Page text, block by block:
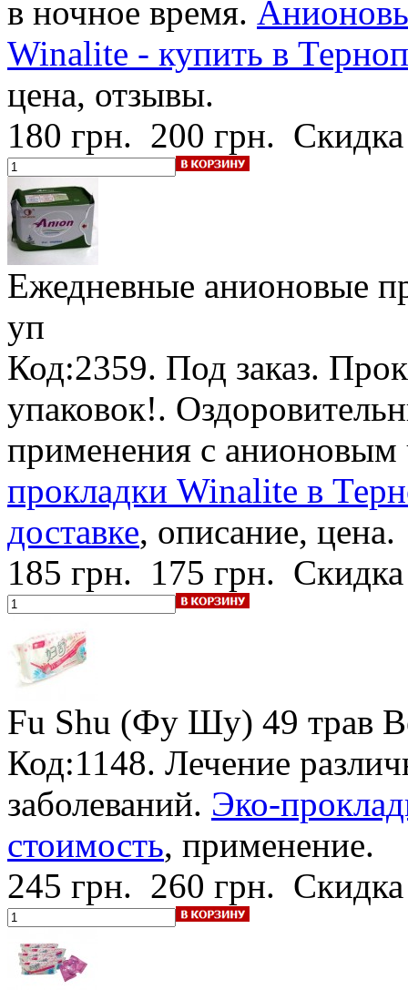
в ночное время.
Winalite - купить в
цена, отзывы.
180 грн. 200 грн.
Ежедневные анионовые
уп
Код:2359. Под заказ.
упаковок!.
применения с
прокладки Winalite в
доставке, описание, цена.
185 грн. 175 грн.
Fu Shu (Фу Шу) 49 трав
Код:1148. Лечение
заболеваний. Эко-
стоимость, применение.
245 грн. 260 грн.